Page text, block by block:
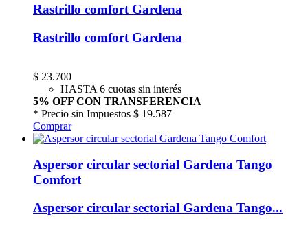
Rastrillo comfort Gardena
Rastrillo comfort Gardena
$ 23.700
HASTA 6 cuotas sin interés
5% OFF CON TRANSFERENCIA
* Precio sin Impuestos $ 19.587
Comprar
Aspersor circular sectorial Gardena Tango
Comfort
Aspersor circular sectorial Gardena Tango...